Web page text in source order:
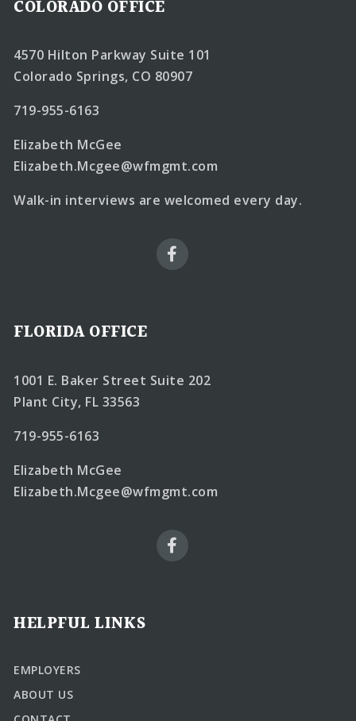
COLORADO OFFICE
4570 Hilton Parkway Suite 101
Colorado Springs, CO 80907
719-955-6163
Elizabeth McGee
Elizabeth.Mcgee@wfmgmt.com
Walk-in interviews are welcomed every day.
FLORIDA OFFICE
1001 E. Baker Street Suite 202
Plant City, FL 33563
719-955-6163
Elizabeth McGee
Elizabeth.Mcgee@wfmgmt.com
HELPFUL LINKS
EMPLOYERS
ABOUT US